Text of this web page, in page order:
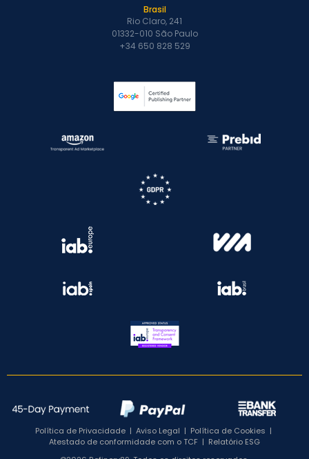
Brasil
Rio Claro, 241
01332-010 São Paulo
+34 650 828 529
Política de Privacidade | Aviso Legal | Política de Cookies |
Atestado de conformidade com o TCF | Relatório ESG